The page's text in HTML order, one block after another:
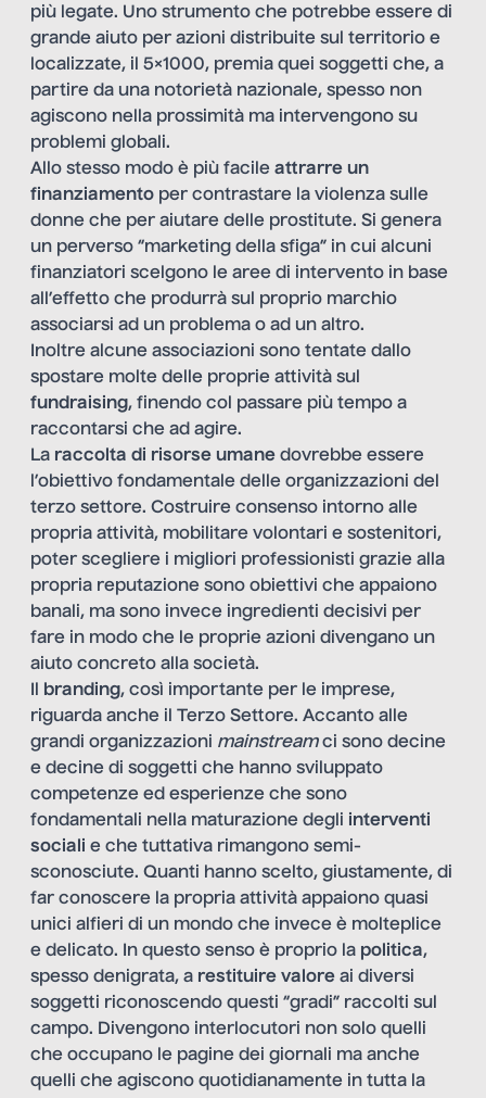
più legate. Uno strumento che potrebbe essere di
grande aiuto per azioni distribuite sul territorio e
localizzate, il 5×1000, premia quei soggetti che, a
partire da una notorietà nazionale, spesso non
agiscono nella prossimità ma intervengono su
problemi globali.
Allo stesso modo è più facile attrarre un
finanziamento per contrastare la violenza sulle
donne che per aiutare delle prostitute. Si genera
un perverso “marketing della sfiga” in cui alcuni
finanziatori scelgono le aree di intervento in base
all’effetto che produrrà sul proprio marchio
associarsi ad un problema o ad un altro.
Inoltre alcune associazioni sono tentate dallo
spostare molte delle proprie attività sul
fundraising, finendo col passare più tempo a
raccontarsi che ad agire.
La raccolta di risorse umane dovrebbe essere
l’obiettivo fondamentale delle organizzazioni del
terzo settore. Costruire consenso intorno alle
propria attività, mobilitare volontari e sostenitori,
poter scegliere i migliori professionisti grazie alla
propria reputazione sono obiettivi che appaiono
banali, ma sono invece ingredienti decisivi per
fare in modo che le proprie azioni divengano un
aiuto concreto alla società.
branding, così importante per le imprese,
riguarda anche il Terzo Settore. Accanto alle
grandi organizzazioni mainstreamci sono decine
e decine di soggetti che hanno sviluppato
competenze ed esperienze che sono
fondamentali nella maturazione degli interventi
sociali e che tuttativa rimangono semi-
sconosciute. Quanti hanno scelto, giustamente, di
far conoscere la propria attività appaiono quasi
unici alfieri di un mondo che invece è molteplice
e delicato. In questo senso è proprio la politica,
spesso denigrata, a restituire valore ai diversi
soggetti riconoscendo questi “gradi” raccolti sul
campo. Divengono interlocutori non solo quelli
che occupano le pagine dei giornali ma anche
quelli che agiscono quotidianamente in tutta la